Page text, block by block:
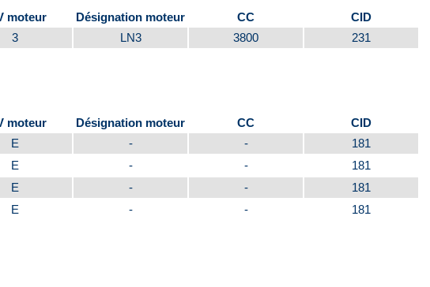
moteur Désignation moteur CC CID
3 LN3 3800 231
moteur Désignation moteur CC CID
E - - 181
E - - 181
E - - 181
E - - 181